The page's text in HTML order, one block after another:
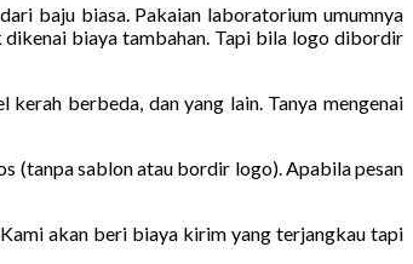
baju biasa. Pakaian laboratorium umumnya
biaya tambahan. Tapi bila logo dibordir
berbeda, dan yang lain. Tanya mengenai
(tanpa sablon atau bordir logo). Apabila pesan
akan beri biaya kirim yang terjangkau tapi